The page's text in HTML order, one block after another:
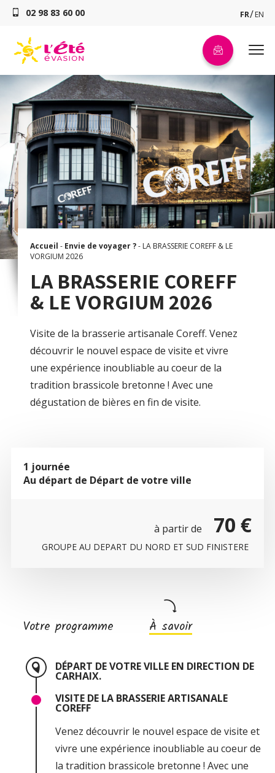
FR EN
02 98 83 60 00
Accueil - Envie de voyager ?- LA BRASSERIE COREFF & LE
VORGIUM 2026
LA BRASSERIE COREFF
& LE VORGIUM 2026
Visite de la brasserie artisanale Coreff. Venez
découvrir le nouvel espace de visite et vivre
une expérience inoubliable au coeur de la
tradition brassicole bretonne ! Avec une
dégustation de bières en fin de visite.
1 journée
Au départ de Départ de votre ville
à partir de 70 €
GROUPE AU DEPART DU NORD ET SUD FINISTERE
Votre programme À savoir
DÉPART DE VOTRE VILLE EN DIRECTION DE
CARHAIX.
VISITE DE LA BRASSERIE ARTISANALE
COREFF
Venez découvrir le nouvel espace de visite et
vivre une expérience inoubliable au coeur de
la tradition brassicole bretonne ! Avec une